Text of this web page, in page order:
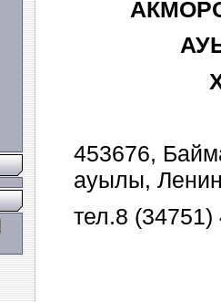
453676,
ауылы,
тел.8